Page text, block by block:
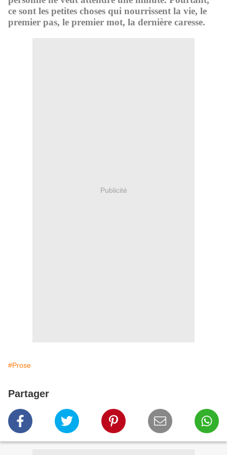
ce sont les petites choses qui nourrissent la vie, le
premier pas, le premier mot, la dernière caresse.
Publicité
#Prose
Partager